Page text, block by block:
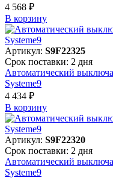
4 568 ₽
В корзинy
Артикул: S9F22325
Срок поставки: 2 дня
Автоматический
Systeme9
4 434 ₽
В корзинy
Артикул: S9F22320
Срок поставки: 2 дня
Автоматический
Systeme9